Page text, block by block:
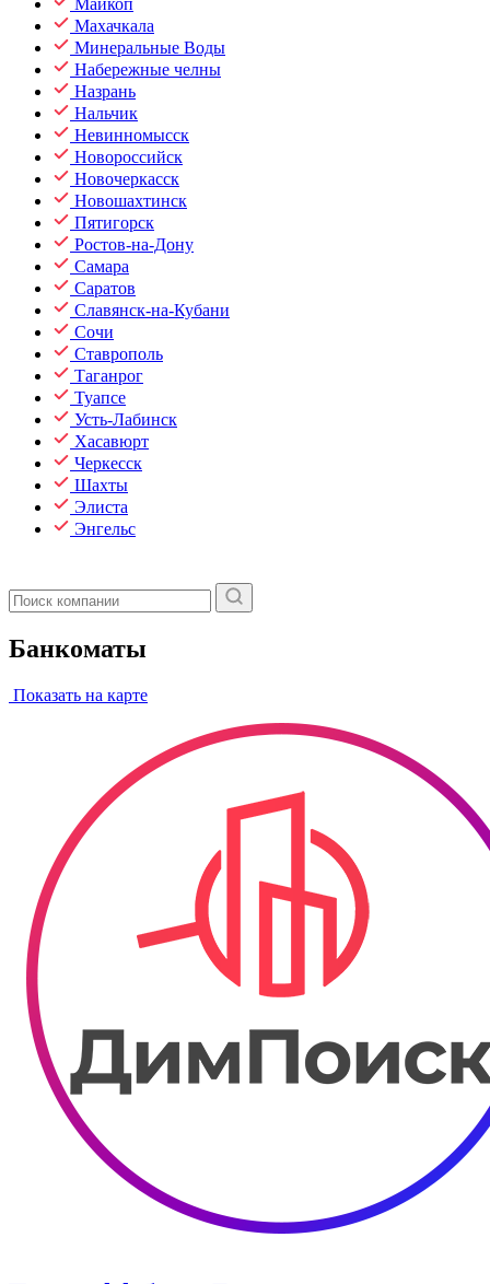
Майкоп
Махачкала
Минеральные Воды
Набережные челны
Назрань
Нальчик
Невинномысск
Новороссийск
Новочеркасск
Новошахтинск
Пятигорск
Ростов-на-Дону
Самара
Саратов
Славянск-на-Кубани
Сочи
Ставрополь
Таганрог
Туапсе
Усть-Лабинск
Хасавюрт
Черкесск
Шахты
Элиста
Энгельс
Банкоматы
Показать на карте